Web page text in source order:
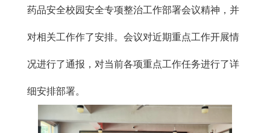
药品安全校园安全专项整治工作部署会议精神，并
对相关工作作了安排。会议对近期重点工作开展情
况进行了通报，对当前各项重点工作任务进行了详
细安排部署。